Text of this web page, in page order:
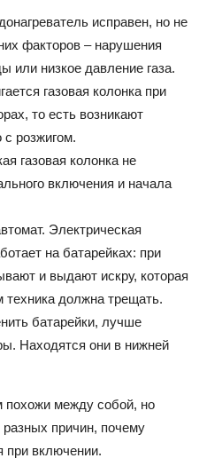
исправен, но не
факторов – нарушения
или низкое давление газа.
газовая колонка при
то есть возникают
розжигом.
газовая колонка не
включения и начала
Электрическая
на батарейках: при
и выдают искру, которая
техника должна трещать.
батарейки, лучше
Находятся они в нижней
похожи между собой, но
причин, почему
при включении.